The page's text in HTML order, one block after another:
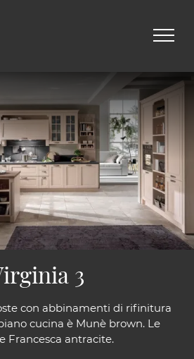
con abbinamenti di rifinitura
cucina è Munè brown. Le
Francesca antracite.
3